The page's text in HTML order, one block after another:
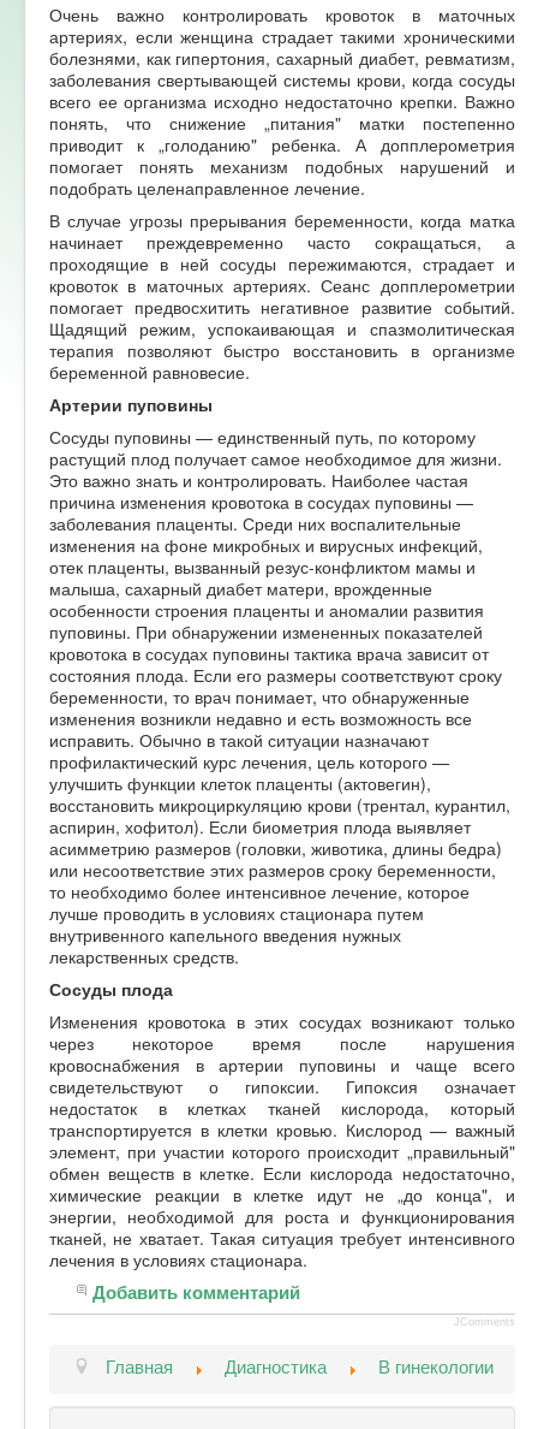
Очень важно контролировать кровоток в маточных
артериях, если женщина страдает такими хроническими
болезнями, как гипертония, сахарный диабет, ревматизм,
заболевания свертывающей системы крови, когда сосуды
всего ее организма исходно недостаточно крепки. Важно
понять, что снижение „питания" матки постепенно
приводит к „голоданию" ребенка. А допплерометрия
помогает понять механизм подобных нарушений и
подобрать целенаправленное лечение.
В случае угрозы прерывания беременности, когда матка
начинает преждевременно часто сокращаться, а
проходящие в ней сосуды пережимаются, страдает и
кровоток в маточных артериях. Сеанс допплерометрии
помогает предвосхитить негативное развитие событий.
Щадящий режим, успокаивающая и спазмолитическая
терапия позволяют быстро восстановить в организме
беременной равновесие.
Артерии пуповины
Сосуды пуповины — единственный путь, по которому
растущий плод получает самое необходимое для жизни.
Это важно знать и контролировать. Наиболее частая
причина изменения кровотока в сосудах пуповины —
заболевания плаценты. Среди них воспалительные
изменения на фоне микробных и вирусных инфекций,
отек плаценты, вызванный резус-конфликтом мамы и
малыша, сахарный диабет матери, врожденные
особенности строения плаценты и аномалии развития
пуповины. При обнаружении измененных показателей
кровотока в сосудах пуповины тактика врача зависит от
состояния плода. Если его размеры соответствуют сроку
беременности, то врач понимает, что обнаруженные
изменения возникли недавно и есть возможность все
исправить. Обычно в такой ситуации назначают
профилактический курс лечения, цель которого —
улучшить функции клеток плаценты (актовегин),
восстановить микроциркуляцию крови (трентал, курантил,
аспирин, хофитол). Если биометрия плода выявляет
асимметрию размеров (головки, животика, длины бедра)
или несоответствие этих размеров сроку беременности,
то необходимо более интенсивное лечение, которое
лучше проводить в условиях стационара путем
внутривенного капельного введения нужных
лекарственных средств.
Сосуды плода
Изменения кровотока в этих сосудах возникают только
через некоторое время после нарушения
кровоснабжения в артерии пуповины и чаще всего
свидетельствуют о гипоксии. Гипоксия означает
недостаток в клетках тканей кислорода, который
транспортируется в клетки кровью. Кислород — важный
элемент, при участии которого происходит „правильный"
обмен веществ в клетке. Если кислорода недостаточно,
химические реакции в клетке идут не „до конца", и
энергии, необходимой для роста и функционирования
тканей, не хватает. Такая ситуация требует интенсивного
лечения в условиях стационара.
Добавить комментарий
JComments
Главная Диагностика В гинекологии